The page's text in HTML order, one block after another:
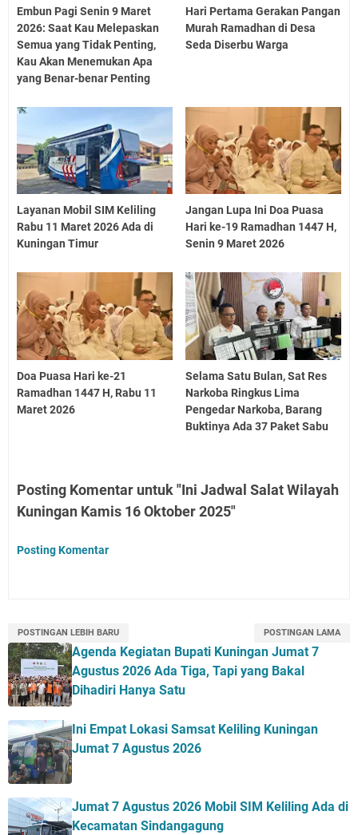
Embun Pagi Senin 9 Maret
2026: Saat Kau Melepaskan
Semua yang Tidak Penting,
Kau Akan Menemukan Apa
yang Benar-benar Penting
Hari Pertama Gerakan Pangan
Murah Ramadhan di Desa
Seda Diserbu Warga
Layanan Mobil SIM Keliling
Rabu 11 Maret 2026 Ada di
Kuningan Timur
Jangan Lupa Ini Doa Puasa
Hari ke-19 Ramadhan 1447 H,
Senin 9 Maret 2026
Doa Puasa Hari ke-21
Ramadhan 1447 H, Rabu 11
Maret 2026
Selama Satu Bulan, Sat Res
Narkoba Ringkus Lima
Pengedar Narkoba, Barang
Buktinya Ada 37 Paket Sabu
Posting Komentar untuk "Ini Jadwal Salat Wilayah
Kuningan Kamis 16 Oktober 2025"
Posting Komentar
POSTINGAN LEBIH BARU POSTINGAN LAMA
Agenda Kegiatan Bupati Kuningan Jumat 7
Agustus 2026 Ada Tiga, Tapi yang Bakal
Dihadiri Hanya Satu
Ini Empat Lokasi Samsat Keliling Kuningan
Jumat 7 Agustus 2026
Jumat 7 Agustus 2026 Mobil SIM Keliling Ada di
Kecamatan Sindangagung